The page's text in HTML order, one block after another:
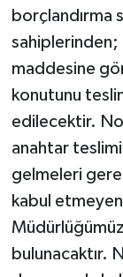
borçlandırma
sahiplerinden;
maddesine
konutunu
edilecektir.
anahtar
gelmeleri
kabul
bulunacaktır.